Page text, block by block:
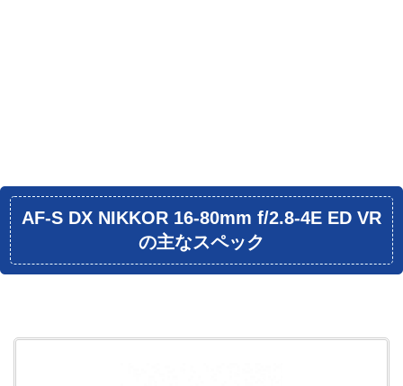
AF-S DX NIKKOR 16-80mm f/2.8-4E ED VR
の主なスペック